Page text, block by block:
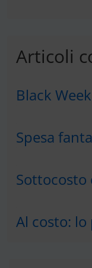
Articoli
Black
Spesa
Al costo: